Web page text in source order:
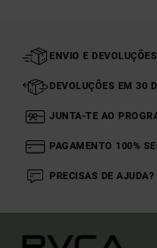
ENVIO E
DEVOLUÇÕES EM 30
JUNTA-TE AO
PAGAMENTO 100%
PRECISAS DE AJUDA?